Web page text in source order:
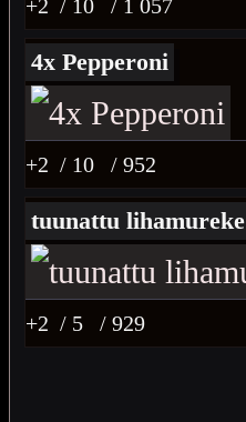
+2 / 10 / 1 057
4x Pepperoni
+2 / 10 / 952
tuunattu lihamureke
+2 / 5 / 929